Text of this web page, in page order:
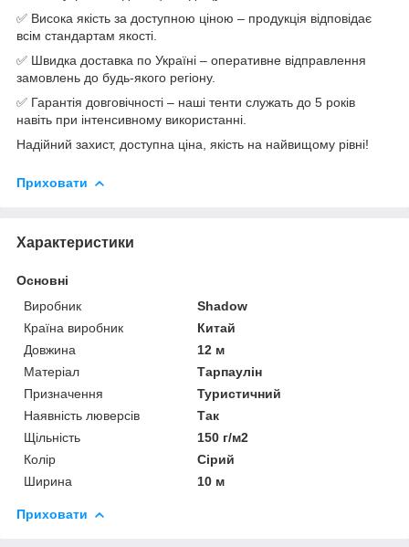
✅ Висока якість за доступною ціною – продукція відповідає
всім стандартам якості.
✅ Швидка доставка по Україні – оперативне відправлення
замовлень до будь-якого регіону.
✅ Гарантія довговічності – наші тенти служать до 5 років
навіть при інтенсивному використанні.
Надійний захист, доступна ціна, якість на найвищому рівні!
Приховати
Характеристики
Основні
Виробник
Shadow
Країна виробник
Китай
Довжина
12 м
Матеріал
Тарпаулін
Призначення
Туристичний
Наявність люверсів
Так
Щільність
150 г/м2
Колір
Сірий
Ширина
10 м
Приховати